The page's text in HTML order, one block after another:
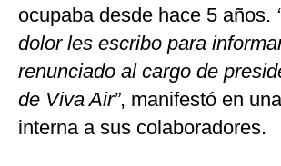
ocupaba desde hace 5 años.
dolor les escribo para
renunciado al cargo de
de Viva Air”, manifestó en
interna a sus colaboradores.